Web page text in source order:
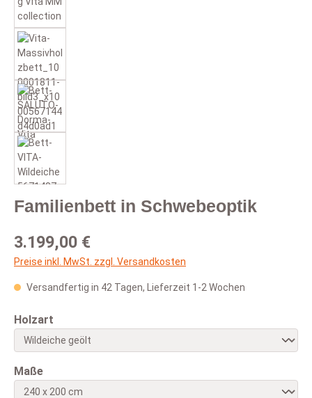
Familienbett in Schwebeoptik
Regulärer Preis:
3.199,00 €
Preise inkl. MwSt. zzgl. Versandkosten
Versandfertig in 42 Tagen, Lieferzeit 1-2 Wochen
Holzart
Maßeauswählen